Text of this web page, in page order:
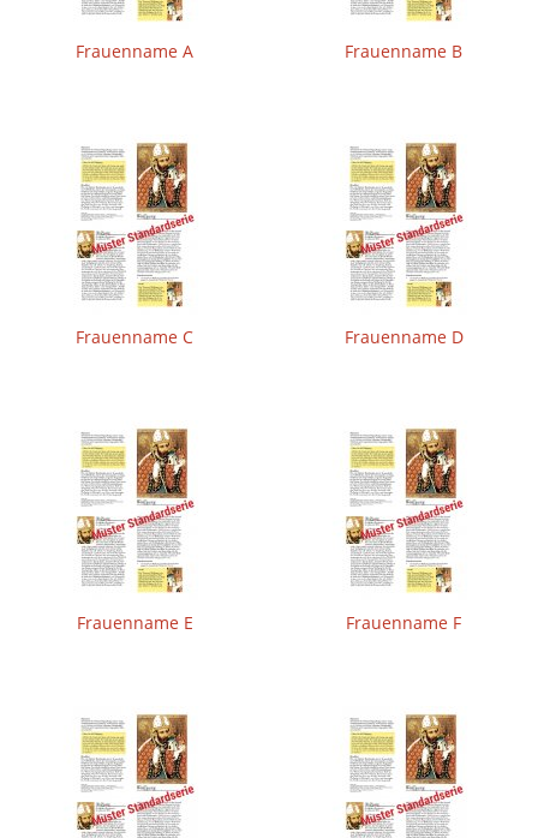
Frauenname A Frauenname B
Frauenname C Frauenname D
Frauenname E Frauenname F